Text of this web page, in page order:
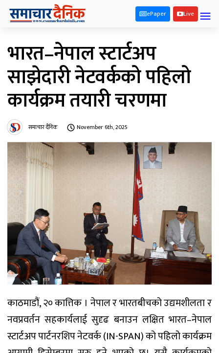
ePaper Live
भारत–नेपाल स्टार्टअप
साझेदारी नेटवर्कको पहिलो
कार्यक्रम तयारी चरणमा
समाचार दैनिक November 6th, 2025
काठमाडौं, २० कात्तिक । नेपाल र भारतबीचको उद्यमशीलता र
नवप्रवर्तन सहकार्यलाई सुदृढ बनाउन लक्षित भारत–नेपाल
स्टार्टअप पार्टनरशिप नेटवर्क (IN-SPAN) को पहिलो कार्यक्रम